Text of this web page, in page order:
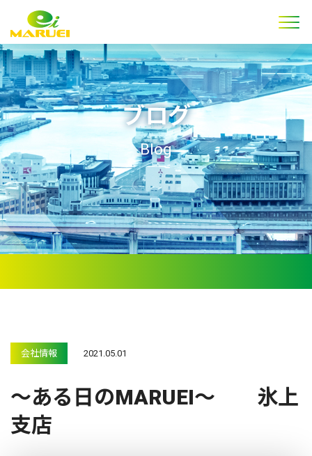
ブログ
Blog
会社情報 2021.05.01
～ある日のMARUEI～ 氷上
支店